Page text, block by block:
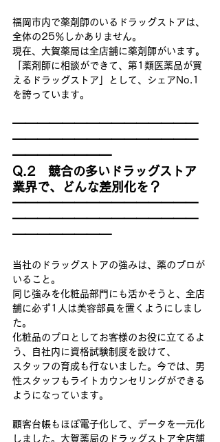
福岡市内で薬剤師のいるドラッグストアは、
全体の25％しかありません。
現在、大賀薬局は全店舗に薬剤師がいます。
「薬剤師に相談ができて、第1類医薬品が買
えるドラッグストア」として、シェアNo.1
を誇っています。
━━━━━━━━━━━━━━━
━━━━━━━━━━━━━━━
━━━━━━━━
Q.2　競合の多いドラッグストア
業界で、どんな差別化を？
━━━━━━━━━━━━━━━
━━━━━━━━━━━━━━━
━━━━━━━━
当社のドラッグストアの強みは、薬のプロが
いること。
同じ強みを化粧品部門にも活かそうと、全店
舗に必ず1人は美容部員を置くようにしまし
た。
化粧品のプロとしてお客様のお役に立てるよ
う、自社内に資格試験制度を設けて、
スタッフの育成も行ないました。今では、男
性スタッフもライトカウンセリングができる
ようになっています。
顧客台帳もほぼ電子化して、データを一元化
しました。大賀薬局のドラッグストア全店舗